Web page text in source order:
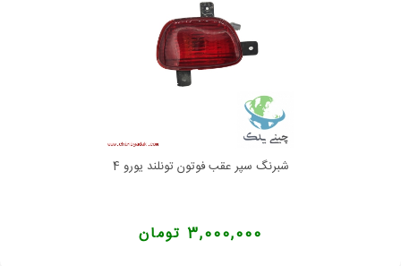
شبرنگ سپر عقب فوتون تونلند یورو 4
3,000,000 تومان